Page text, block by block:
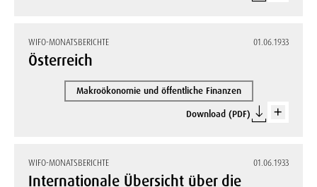
WIFO-MONATSBERICHTE 01.06.1933
Österreich
Makroökonomie und öffentliche Finanzen
Download (PDF)
WIFO-MONATSBERICHTE 01.06.1933
Internationale Übersicht über die